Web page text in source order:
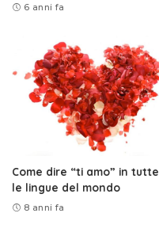
6 anni fa
Come dire “ti amo” in tutte
le lingue del mondo
8 anni fa